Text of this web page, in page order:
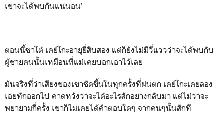
เขาจะได้พบกันแน่นอน’
ตอนนี้ซาโต้ เคย์โกะอายุยี่สิบสอง แต่ก็ยังไม่มีวี่แววว่าจะได้พบกับ
ผู้ชายคนนั้นเหมือนที่แม่เคยบอกเอาไว้เลย
มันจริงที่ว่าเสียงของเขาชัดขึ้นในทุกครั้งที่ฝนตก เคย์โกะเคยลอง
เอ่ยทักออกไป คาดหวังว่าจะได้อะไรสักอย่างกลับมา แต่ไม่ว่าจะ
พยายามกี่ครั้ง เขาก็ไม่เคยได้คำตอบใดๆ จากคนๆนั้นสักที